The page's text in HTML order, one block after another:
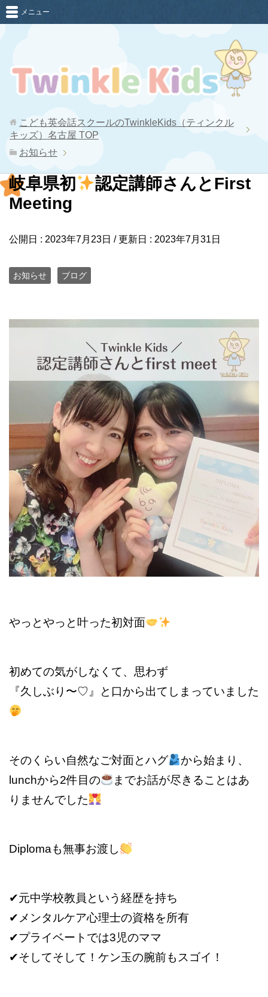
メニュー
こども英会話スクールのTwinkleKids（ティンクル
キッズ）名古屋 TOP
お知らせ
岐阜県初
認定講師さんとFirst
Meeting
公開日 : 2023年7月23日 / 更新日 : 2023年7月31日
お知らせ ブログ
やっとやっと叶った初対面
初めての気がしなくて、思わず
『久しぶり〜♡』と口から出てしまっていました
そのくらい自然なご対面とハグ
から始まり、
lunchから2件目の
までお話が尽きることはあ
りませんでした
Diplomaも無事お渡し
✔︎元中学校教員という経歴を持ち
✔︎メンタルケア心理士の資格を所有
✔︎プライベートでは3児のママ
✔︎そしてそして！ケン玉の腕前もスゴイ！